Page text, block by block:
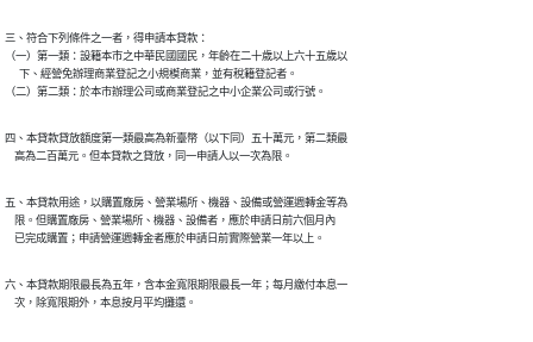
三、符合下列條件之一者，得申請本貸款：
（一）第一類：設籍本市之中華民國國民，年齡在二十歲以上六十五歲以
      下、經營免辦理商業登記之小規模商業，並有稅籍登記者。
（二）第二類：於本市辦理公司或商業登記之中小企業公司或行號。
四、本貸款貸放額度第一類最高為新臺幣（以下同）五十萬元，第二類最
    高為二百萬元。但本貸款之貸放，同一申請人以一次為限。
五、本貸款用途，以購置廠房、營業場所、機器、設備或營運週轉金等為
    限。但購置廠房、營業場所、機器、設備者，應於申請日前六個月內
    已完成購置；申請營運週轉金者應於申請日前實際營業一年以上。
六、本貸款期限最長為五年，含本金寬限期限最長一年；每月繳付本息一
    次，除寬限期外，本息按月平均攤還。